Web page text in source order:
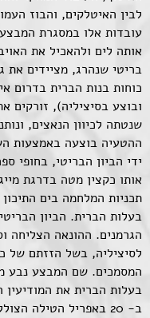
לבין האיטלקים, והבוז
עובדות אלו במסגרת
אותה לים ולהאכיל את
בריטי שנהרג, מציידים את
כוחות בנות הברית בדרום
ובוצע בסיציליה), זורקים
שנטתה לכיוון הנאצים,
ההטעיה בוצעה באמצעות
ידי הביון הבריטי, בחופי
אותו כקצין מטה בדרגת
תכניות המלחמה בים
בעלות הברית. הביון
הגרמנים. ההונאה הצליחה
לסיציליה, בשל הזזתם של
המסמכים. שם המבצע נבע
בעלות הברית את המודיעין
ב- 20 באפריל הטילה